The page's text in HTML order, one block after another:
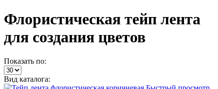
Флористическая тейп лента
для создания цветов
Показать по:
Вид каталога: